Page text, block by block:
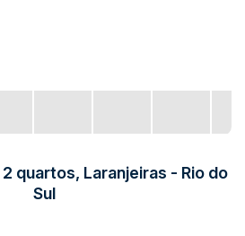
quartos, Laranjeiras - Rio do
Sul